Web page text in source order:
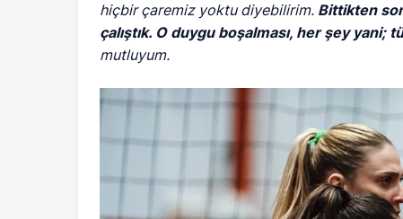
hiçbir çaremiz yoktu diyebilirim. Bittikten
çalıştık. O duygu boşalması, her şey yani;
mutluyum.